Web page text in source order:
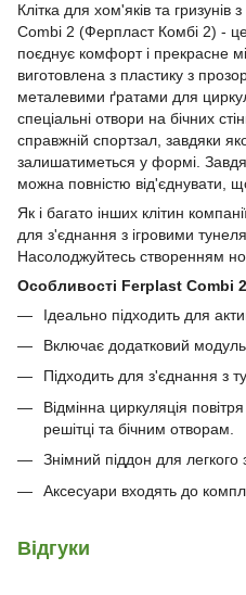
Клітка для хом'яків та
Combi 2 (Ферпласт Комбі 2) -
поєднує комфорт і прекрасне
виготовлена ​​з пластику з
металевими ґратами для
спеціальні отвори на бічних
справжній спортзал, завдяки
залишатиметься у формі.
можна повністю від'єднувати,
Як і багато інших клітин
для з'єднання з ігровими
Насолоджуйтесь створенням
Особливості Ferplast Combi
Ідеально підходить для
Включає додатковий
Підходить для з'єднання з
Відмінна циркуляція
решітці та бічним отворам.
Знімний піддон для легкого
Аксесуари входять до
Відгуки